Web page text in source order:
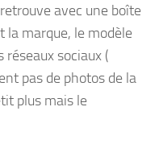
avec une boîte
la marque, le modèle
sociaux (
pas de photos de la
plus mais le